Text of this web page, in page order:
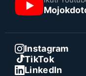
Instagram
TikTok
LinkedIn